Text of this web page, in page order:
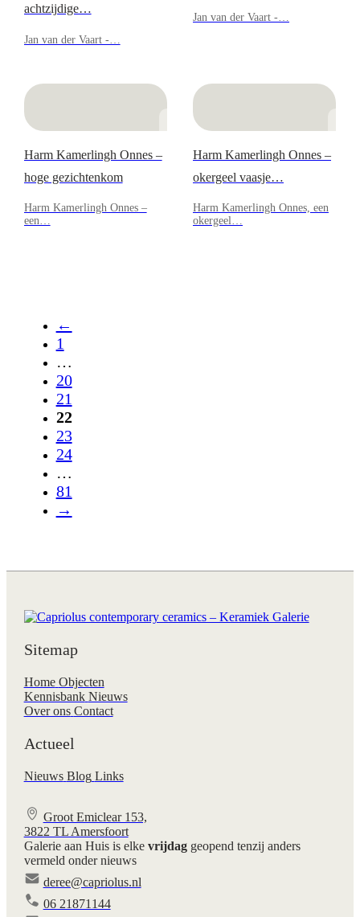
achtzijdige…
Jan van der Vaart -…
Jan van der Vaart -…
Harm Kamerlingh Onnes –
hoge gezichtenkom
Harm Kamerlingh Onnes –
een…
Harm Kamerlingh Onnes –
okergeel vaasje…
Harm Kamerlingh Onnes, een
okergeel…
←
1
…
20
21
22
23
24
…
81
→
Sitemap
Home Objecten
Kennisbank Nieuws
Over ons Contact
Actueel
Nieuws Blog Links
Groot Emiclear 153,
3822 TL Amersfoort
Galerie aan Huis is elke vrijdaggeopend tenzij anders
vermeld onder nieuws
deree@capriolus.nl
06 21871144